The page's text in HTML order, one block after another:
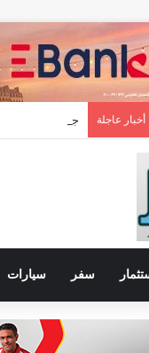
أخبار عاجلة
سفر سيارات